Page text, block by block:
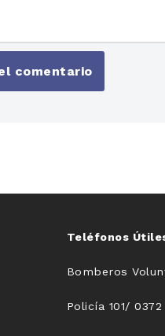
Teléfonos
Bomberos
Policía 101/ 0372